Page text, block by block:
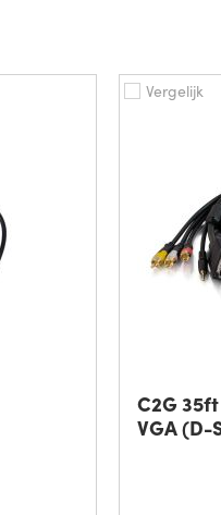
Vergelijk
C2G
VGA (D-